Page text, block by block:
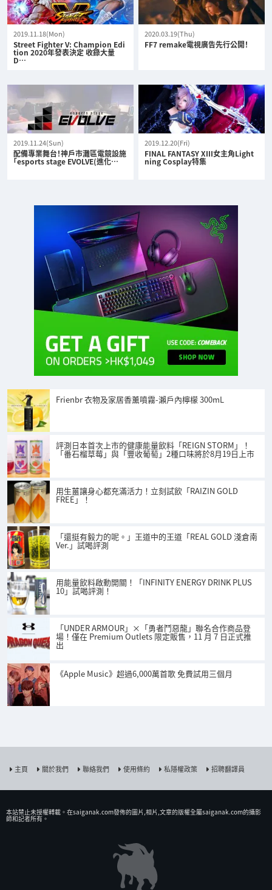
2019.11.18(Mon)
Street Fighter V: Champion Edi
tion 2020年發表決定 收錄大量
D…
2020.03.19(Thu)
FF7 remake電視廣告先行公開！
2019.11.24(Sun)
配備專業舞台！神戶市灘區電競設施
「esports stage EVOLVE(進化…
2019.12.20(Fri)
FINAL FANTASY XIII女主角Light
ning Cosplay特集
Frienbr 衣物及家居香薰噴霧-瀨戶內檸檬 300mL
評測日本首次上市的健康能量飲料「REIGN STORM」！
「番石榴草莓」與「豐收葡萄」2種口味將於8月19日上市
用生薑讓身心都充滿活力！立刻試飲「RAIZIN GOLD
FREE」！
「還挺有毅力的呢。」王道中的王道「REAL GOLD 淺倉南
Ver.」試喝評測
用能量飲料啟動開關！「INFINITY ENERGY DRINK PLUS
10」試喝評測！
「UNDER ARMOUR」×「勇者鬥惡龍」聯名合作商品登
場！僅在 Premium Outlets 限定販售，11 月 7 日正式推
出
《Apple Music》超過6,000萬首歌 免費試用三個月
主頁 關於我們 聯絡我們 使用條約 私隱權政策 招聘翻譯員
本站禁止未授權𨍭載。在saiganak.com發佈的圖片,相片,文章的版權全屬saiganak.com的攝影
師和記者所有。